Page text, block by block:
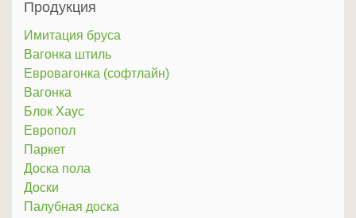
Продукция
Имитация бруса
Вагонка штиль
Евровагонка (софтлайн)
Вагонка
Блок Хаус
Европол
Паркет
Доска пола
Доски
Палубная доска